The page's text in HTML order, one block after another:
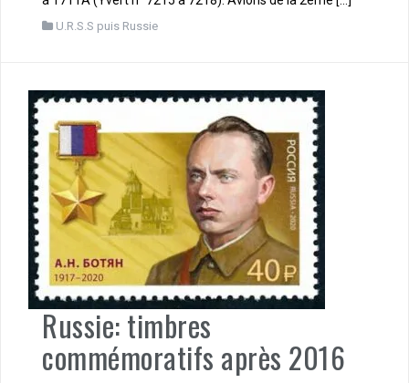
U.R.S.S puis Russie
Russie: timbres
commémoratifs après 2016